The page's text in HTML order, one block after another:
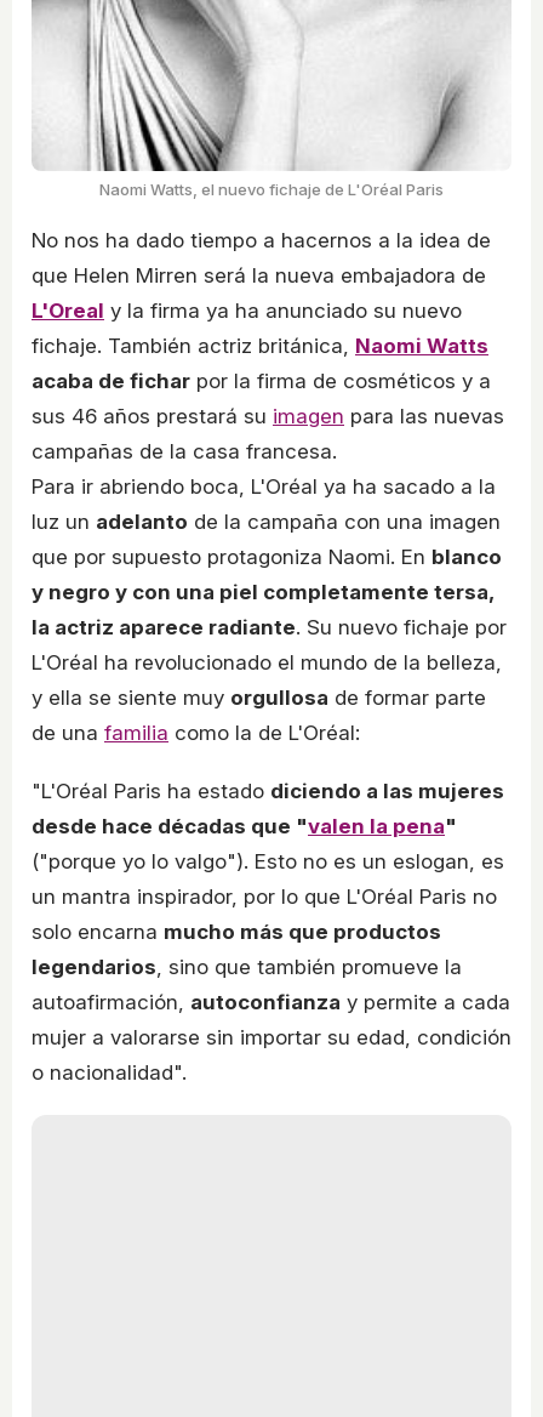
Naomi Watts, el nuevo fichaje de L'Oréal Paris
No nos ha dado tiempo a hacernos a la idea de
que Helen Mirren será la nueva embajadora de
L'Oreal y la firma ya ha anunciado su nuevo
fichaje. También actriz británica, Naomi Watts
acaba de fichar por la firma de cosméticos y a
sus 46 años prestará su imagen para las nuevas
campañas de la casa francesa.
Para ir abriendo boca, L'Oréal ya ha sacado a la
luz un adelanto de la campaña con una imagen
que por supuesto protagoniza Naomi. En blanco
y negro y con una piel completamente tersa,
la actriz aparece radiante. Su nuevo fichaje por
L'Oréal ha revolucionado el mundo de la belleza,
y ella se siente muy orgullosa de formar parte
de una familia como la de L'Oréal:
"L'Oréal Paris ha estado diciendo a las mujeres
desde hace décadas que "valen la pena"
("porque yo lo valgo"). Esto no es un eslogan, es
un mantra inspirador, por lo que L'Oréal Paris no
solo encarna mucho más que productos
legendarios , sino que también promueve la
autoafirmación, autoconfianza y permite a cada
mujer a valorarse sin importar su edad, condición
o nacionalidad".